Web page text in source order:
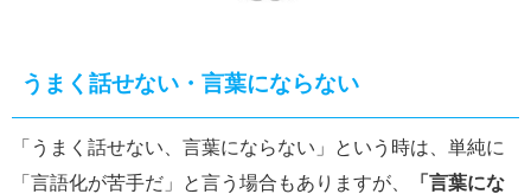
うまく話せない・言葉にならない
「うまく話せない、言葉にならない」という時は、単純に
「言語化が苦手だ」と言う場合もありますが、
「言葉にな